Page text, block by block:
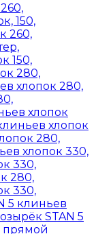
150,
260,
150,
280,
хлопок 280,
хлопок
хлопок
280,
хлопок 330,
330,
280,
330,
5 клиньев
STAN 5
прямой